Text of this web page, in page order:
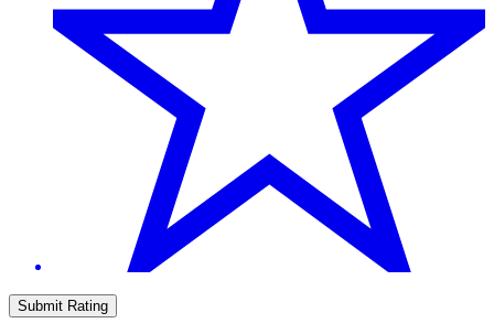
Submit Rating